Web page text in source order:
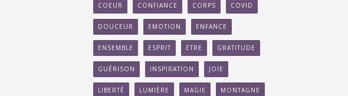
COEUR CONFIANCE CORPS COVID
DOUCEUR EMOTION ENFANCE
ENSEMBLE ESPRIT ETRE GRATITUDE
GUÉRISON INSPIRATION JOIE
LIBERTÉ LUMIÈRE MAGIE MONTAGNE